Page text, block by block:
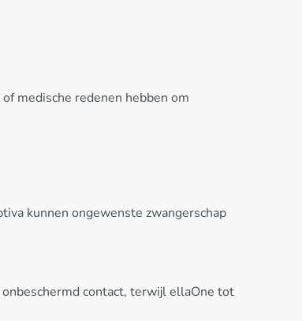
medische redenen hebben om
kunnen ongewenste zwangerschap
contact, terwijl ellaOne tot